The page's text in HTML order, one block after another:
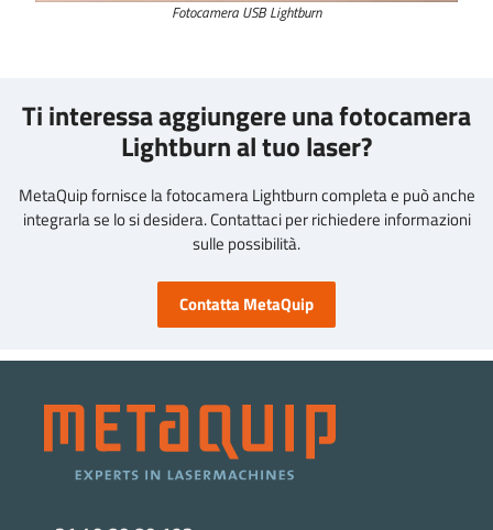
Fotocamera USB Lightburn
Ti interessa aggiungere una fotocamera
Lightburn al tuo laser?
MetaQuip fornisce la fotocamera Lightburn completa e può anche
integrarla se lo si desidera. Contattaci per richiedere informazioni
sulle possibilità.
Contatta MetaQuip